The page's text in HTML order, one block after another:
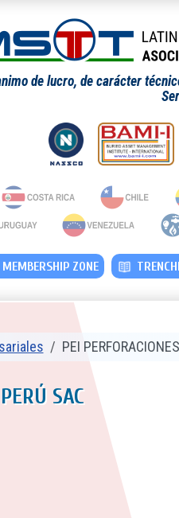
de lucro, de carácter
MEMBERSHIP ZONE
PEI
SAC